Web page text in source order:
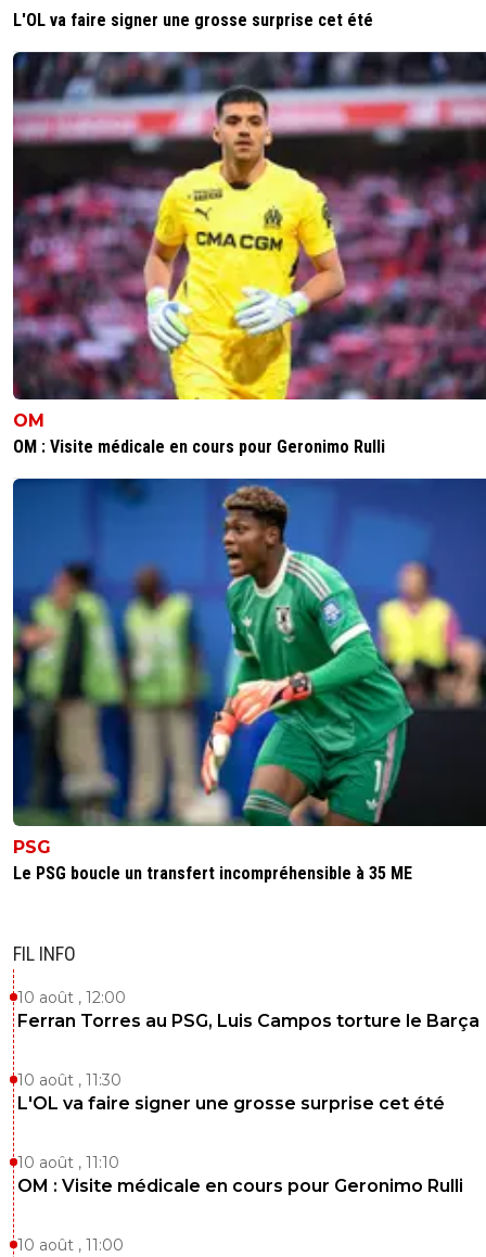
L'OL va faire signer une grosse surprise cet été
OM
OM : Visite médicale en cours pour Geronimo Rulli
PSG
Le PSG boucle un transfert incompréhensible à 35 ME
FIL INFO
10 août , 12:00
Ferran Torres au PSG, Luis Campos torture le Barça
10 août , 11:30
L'OL va faire signer une grosse surprise cet été
10 août , 11:10
OM : Visite médicale en cours pour Geronimo Rulli
10 août , 11:00